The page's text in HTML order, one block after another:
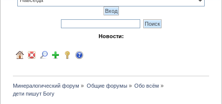
Новости:
Минералогический форум » Общие форумы» Обо всём »
дети пишут Богу